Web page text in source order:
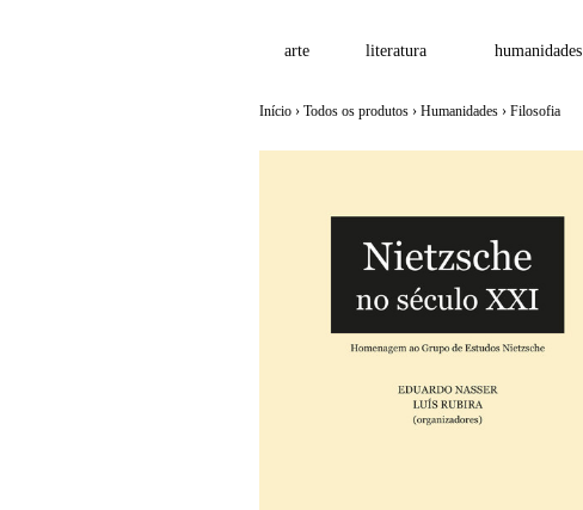
arte literatura humanidades
Início › Todos os produtos › Humanidades › Filosofia